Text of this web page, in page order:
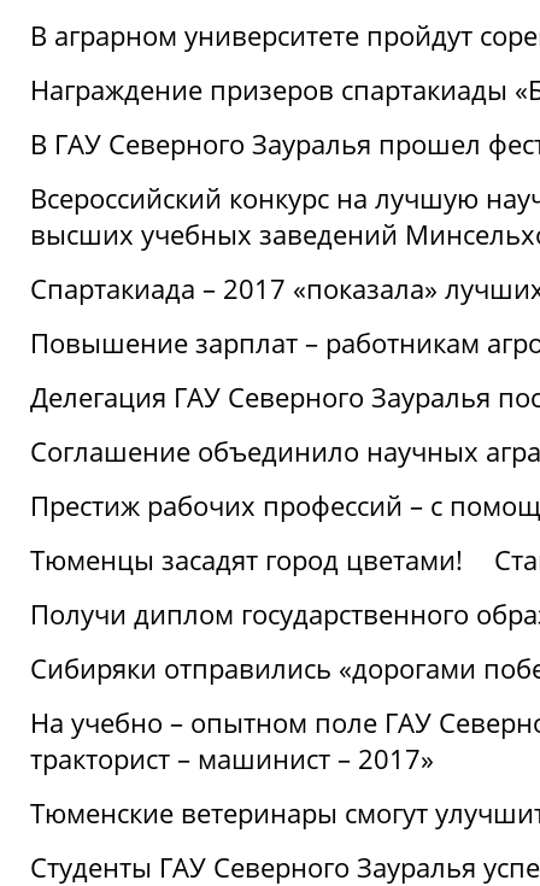
В аграрном университете пройдут
Награждение призеров спартакиады
В ГАУ Северного Зауралья прошел
Всероссийский конкурс на лучшую
высших учебных заведений
Спартакиада – 2017 «показала»
Повышение зарплат – работникам
Делегация ГАУ Северного Зауралья
Соглашение объединило научных
Престиж рабочих профессий – с
Тюменцы засадят город цветами!
Получи диплом государственного
Сибиряки отправились «дорогами
На учебно – опытном поле ГАУ
тракторист – машинист – 2017»
Тюменские ветеринары смогут
Студенты ГАУ Северного Зауралья